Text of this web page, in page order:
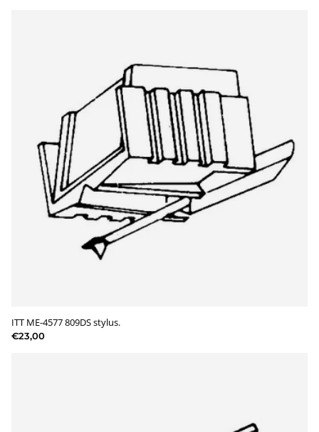
ITT ME-4577 809DS stylus.
€23,00